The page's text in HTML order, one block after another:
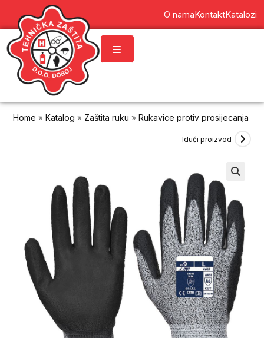
O namaKontaktKatalozi
Home »Katalog » Zaštita ruku »Rukavice protiv prosijecanja
Idući proizvod